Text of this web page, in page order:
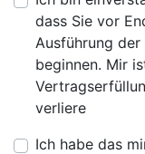
dass Sie vor
Ausführung
beginnen. Mir
verliere
Ich habe das